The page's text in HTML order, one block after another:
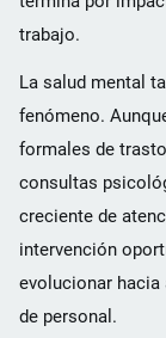
trabajo.
La salud mental
fenómeno.
formales de
consultas
creciente de
intervención
evolucionar
de personal.